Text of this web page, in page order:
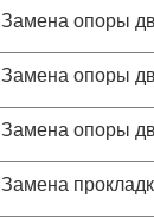
Замена опоры
Замена опоры
Замена опоры
Замена